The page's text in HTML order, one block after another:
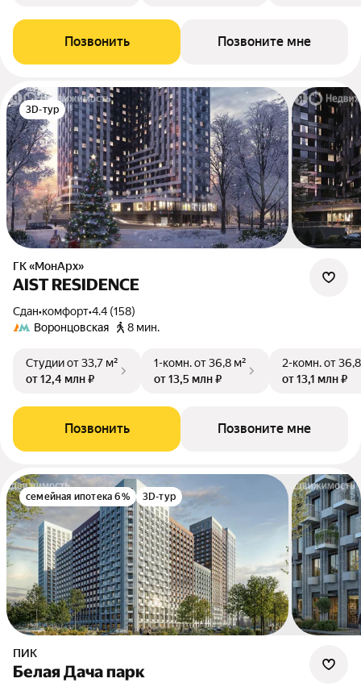
Позвонить Позвоните мне
3D-тур
ГК «МонАрх»
AIST RESIDENCE
Сдан•комфорт•4.4 (158)
Воронцовская
8 мин.
Студииот 33,7 м²
от 12,4 млн ₽
1-комн.от 36,8 м²
от 13,5 млн ₽
2-комн.от
от 13,1 млн ₽
Позвонить Позвоните мне
семейная ипотека 6% 3D-тур
ПИК
Белая Дача парк